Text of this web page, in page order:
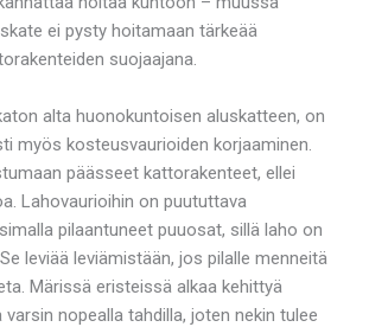
ei pysty hoitamaan tärkeää
suojaajana.
alta huonokuntoisen aluskatteen, on
myös kosteusvaurioiden korjaaminen.
päässeet kattorakenteet, ellei
Lahovaurioihin on puututtava
pilaantuneet puuosat, sillä laho on
leviää leviämistään, jos pilalle menneitä
Märissä eristeissä alkaa kehittyä
nopealla tahdilla, joten nekin tulee